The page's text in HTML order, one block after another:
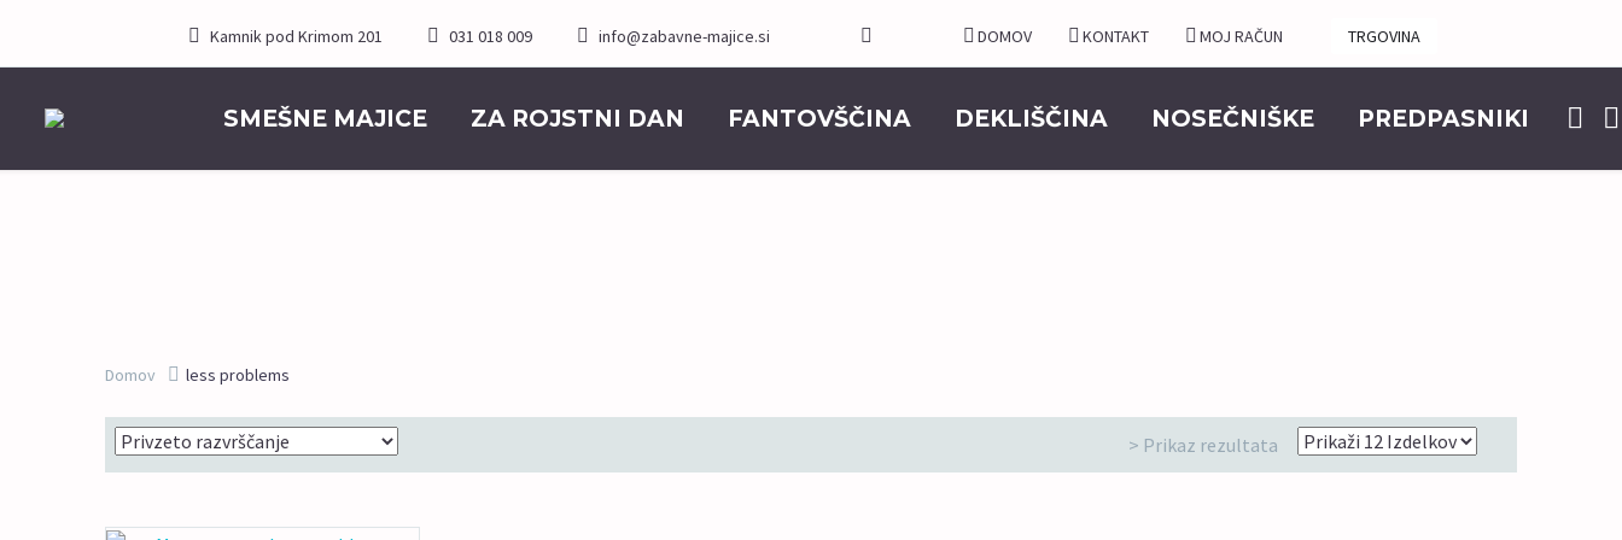
Kamnik pod Krimom 201 031 018 009 info@zabavne-majice.si DOMOV KONTAKT MOJ RAČUN TRGOVINA
SMEŠNE MAJICE ZA ROJSTNI DAN FANTOVŠČINA DEKLIŠČINA NOSEČNIŠKE PREDPASNIKI
Domov less problems
> Prikaz rezultata